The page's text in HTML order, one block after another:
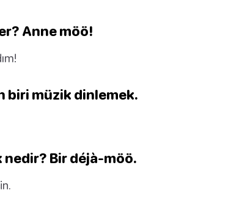
Anne möö!
biri müzik dinlemek.
nedir? Bir déjà-möö.